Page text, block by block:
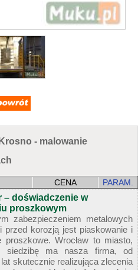
- malowanie
CENA PARAM.
– doświadczenie w
proszkowym
zabezpieczeniem metalowych
przed korozją jest piaskowanie i
proszkowe. Wrocław to miasto,
siedzibę ma nasza firma, od
skutecznie realizująca zlecenia